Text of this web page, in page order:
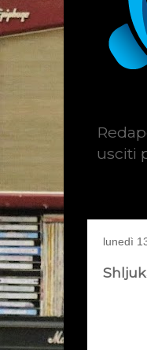
usciti
lunedì